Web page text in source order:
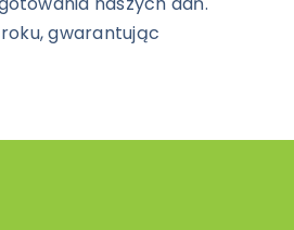
gwarantując